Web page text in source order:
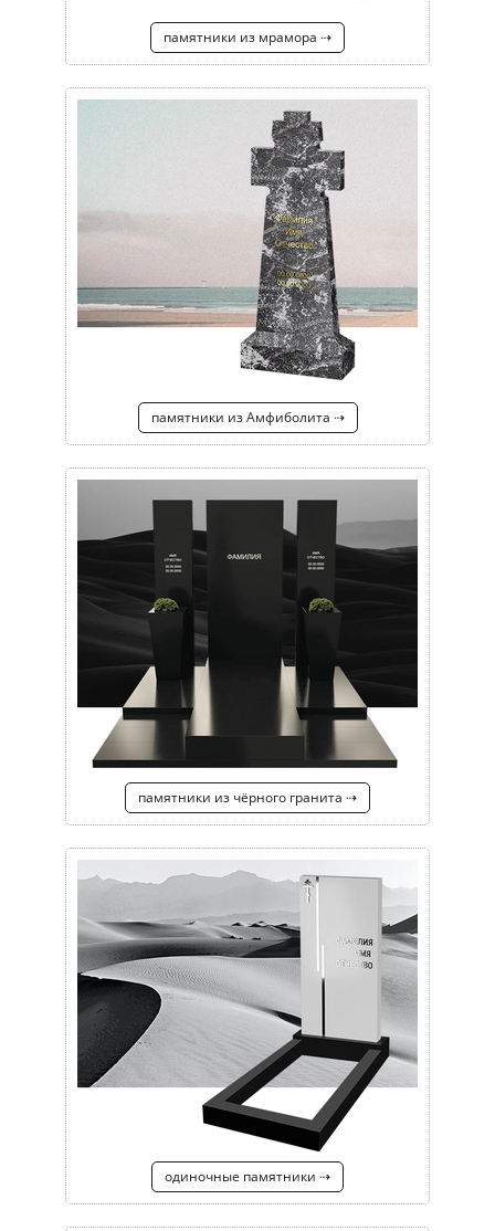
памятники из мрамора ⇢
памятники из Амфиболита ⇢
памятники из чёрного гранита ⇢
одиночные памятники ⇢